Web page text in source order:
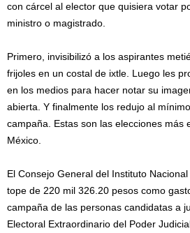
con cárcel al elector que quisiera votar
ministro o magistrado.
Primero, invisibilizó a los aspirantes
frijoles en un costal de ixtle. Luego les
en los medios para hacer notar su
abierta. Y finalmente los redujo al
campaña. Estas son las elecciones más
México.
El Consejo General del Instituto
tope de 220 mil 326.20 pesos como
campaña de las personas candidatas a
Electoral Extraordinario del Poder